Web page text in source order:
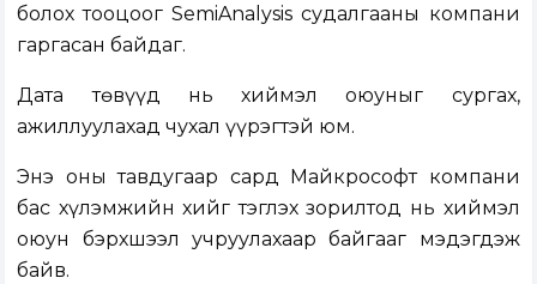
болох тооцоог SemiAnalysis судалгааны компани
гаргасан байдаг.
Дата төвүүд нь хиймэл оюуныг сургах,
ажиллуулахад чухал үүрэгтэй юм.
Энэ оны тавдугаар сард Майкрософт компани
бас хүлэмжийн хийг тэглэх зорилтод нь хиймэл
оюун бэрхшээл учруулахаар байгааг мэдэгдэж
байв.